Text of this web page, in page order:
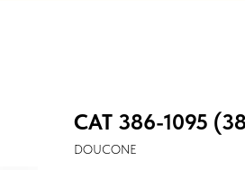
CAT 386-1095
DOUCONE